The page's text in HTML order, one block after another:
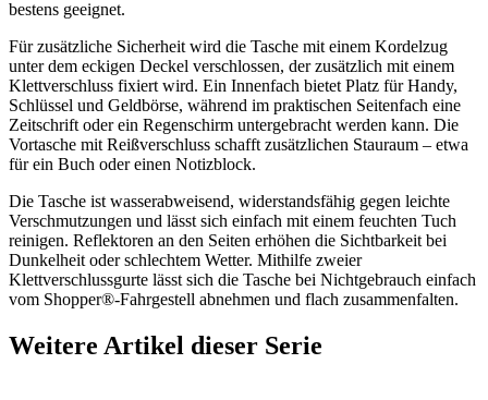
bestens geeignet.
Für zusätzliche Sicherheit wird die Tasche mit einem Kordelzug
unter dem eckigen Deckel verschlossen, der zusätzlich mit einem
Klettverschluss fixiert wird. Ein Innenfach bietet Platz für Handy,
Schlüssel und Geldbörse, während im praktischen Seitenfach eine
Zeitschrift oder ein Regenschirm untergebracht werden kann. Die
Vortasche mit Reißverschluss schafft zusätzlichen Stauraum – etwa
für ein Buch oder einen Notizblock.
Die Tasche ist wasserabweisend, widerstandsfähig gegen leichte
Verschmutzungen und lässt sich einfach mit einem feuchten Tuch
reinigen. Reflektoren an den Seiten erhöhen die Sichtbarkeit bei
Dunkelheit oder schlechtem Wetter. Mithilfe zweier
Klettverschlussgurte lässt sich die Tasche bei Nichtgebrauch einfach
vom Shopper®-Fahrgestell abnehmen und flach zusammenfalten.
Weitere Artikel dieser Serie